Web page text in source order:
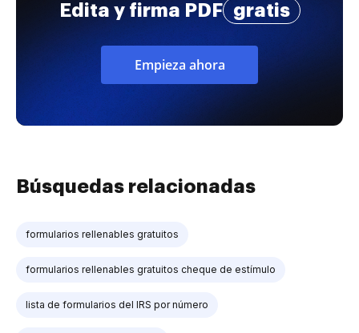
Edita y firma PDF gratis
Empieza ahora
Búsquedas relacionadas
formularios rellenables gratuitos
formularios rellenables gratuitos cheque de estímulo
lista de formularios del IRS por número